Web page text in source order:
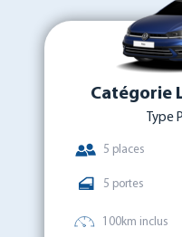
Catégorie
Type
5 places
5 portes
100km inclus